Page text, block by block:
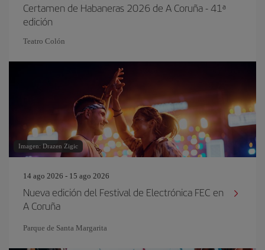
Certamen de Habaneras 2026 de A Coruña - 41ª
edición
Teatro Colón
Imagen: Drazen Zigic
14 ago 2026 - 15 ago 2026
Nueva edición del Festival de Electrónica FEC en
A Coruña
Parque de Santa Margarita